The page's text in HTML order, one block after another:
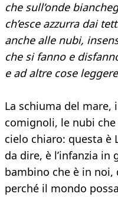
che sull’onde
ch’esce azzurra dai
anche alle nubi,
che si fanno e
e ad altre cose
La schiuma del mare,
comignoli, le nubi
cielo chiaro: questa è
da dire, è l’infanzia in
bambino che è in
perché il mondo